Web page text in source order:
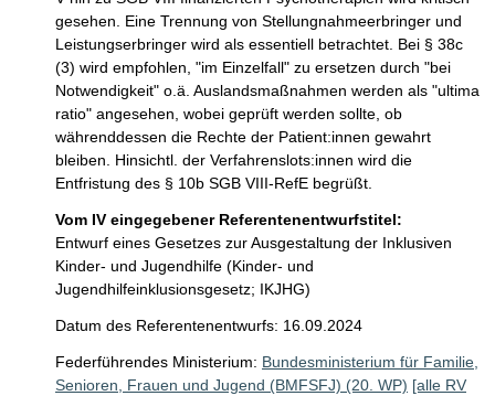
gesehen. Eine Trennung von Stellungnahmeerbringer und
Leistungserbringer wird als essentiell betrachtet. Bei § 38c
(3) wird empfohlen, "im Einzelfall" zu ersetzen durch "bei
Notwendigkeit" o.ä. Auslandsmaßnahmen werden als "ultima
ratio" angesehen, wobei geprüft werden sollte, ob
währenddessen die Rechte der Patient:innen gewahrt
bleiben. Hinsichtl. der Verfahrenslots:innen wird die
Entfristung des § 10b SGB VIII-RefE begrüßt.
Vom IV eingegebener Referentenentwurfstitel:
Entwurf eines Gesetzes zur Ausgestaltung der Inklusiven
Kinder- und Jugendhilfe (Kinder- und
Jugendhilfeinklusionsgesetz; IKJHG)
Datum des Referentenentwurfs: 16.09.2024
Federführendes Ministerium: Bundesministerium für Familie,
Senioren, Frauen und Jugend (BMFSFJ) (20. WP) [alle RV